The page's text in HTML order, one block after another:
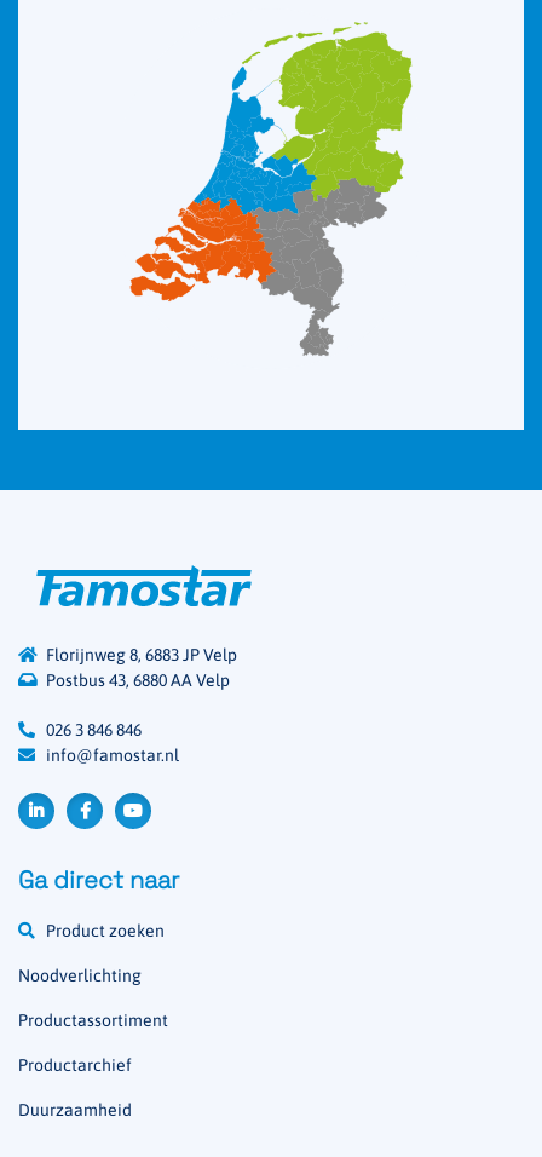
Florijnweg 8, 6883 JP Velp
Postbus 43, 6880 AA Velp
026 3 846 846
info@famostar.nl
Ga direct naar
Product zoeken
Noodverlichting
Productassortiment
Productarchief
Duurzaamheid